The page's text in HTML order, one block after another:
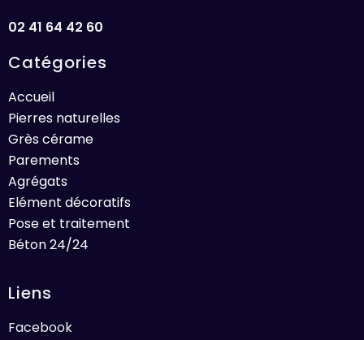
02 41 64 42 60
Catégories
Accueil
Pierres naturelles
Grès cérame
Parements
Agrégats
Elément décoratifs
Pose et traitement
Béton 24/24
Liens
Facebook